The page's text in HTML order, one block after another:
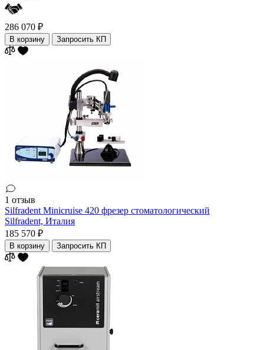
286 070 ₽
В корзину Запросить КП
1 отзыв
Silfradent Minicruise 420 фрезер стоматологический
Silfradent, Италия
185 570 ₽
В корзину Запросить КП